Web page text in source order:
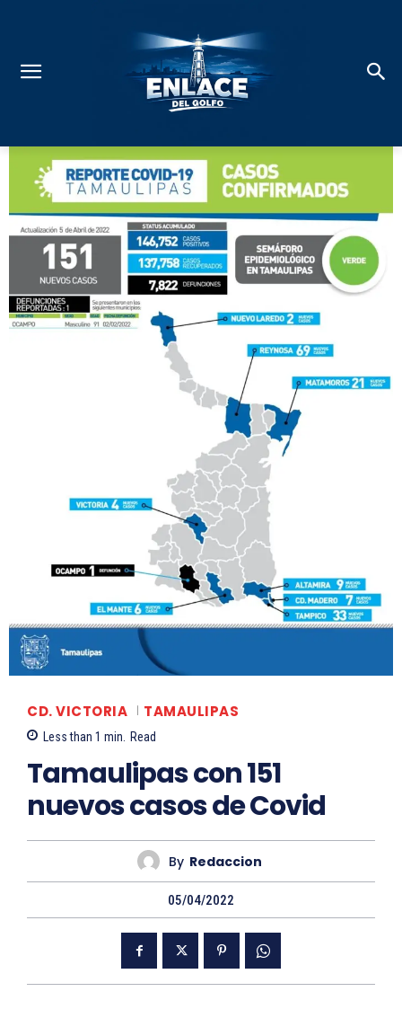
CD. VICTORIA TAMAULIPAS
Less than 1 min. Read
Tamaulipas con 151
nuevos casos de Covid
By Redaccion
05/04/2022